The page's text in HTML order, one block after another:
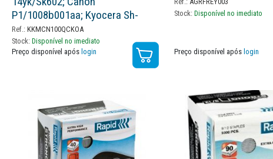
P1/1008b001aa; Kyocera Sh-
10/1903jy0000; Sharp Mx-Scx1;
Toshiba 2400; Xerox
008r12941/8r129441 (3x5000)
Ref.:KKMCN100QCKOA
Stock: Disponível no imediato
Preço disponível após login
Stock: Disponível no imediato
Preço disponível após login